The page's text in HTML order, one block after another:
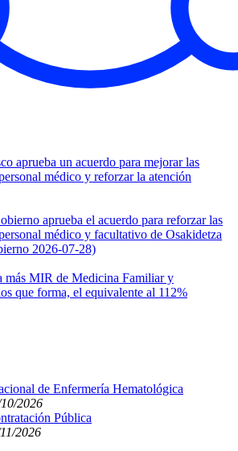
aprueba un acuerdo para mejorar las
médico y reforzar la atención
aprueba el acuerdo para reforzar las
médico y facultativo de Osakidetza
2026-07-28)
más MIR de Medicina Familiar y
que forma, el equivalente al 112%
de Enfermería Hematológica
2026
Pública
2026